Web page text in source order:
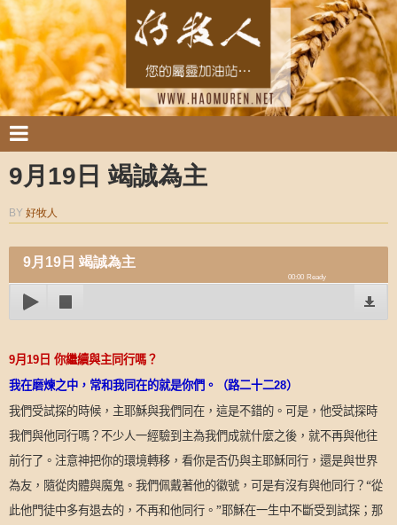
9月19日 竭誠為主
BY 好牧人
9月19日 竭誠為主
00:00 Ready
9月 19 日 你繼續與主同行嗎？
我在磨煉之中，常和我同在的就是你們。（路二十二28）
我們受試探的時候，主耶穌與我們同在，這是不錯的。可是，他受試探時
我們與他同行嗎？不少人一經驗到主為我們成就什麼之後，就不再與他往
前行了。注意神把你的環境轉移，看你是否仍與主耶穌同行，還是與世界
為友，隨從肉體與魔鬼。我們佩戴著他的徽號，可是有沒有與他同行？“從
此他門徒中多有退去的，不再和他同行。”耶穌在一生中不斷受到試探；那